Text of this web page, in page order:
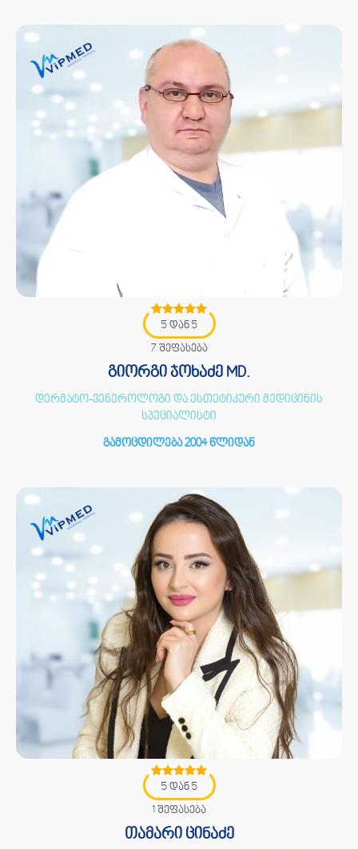
5 დან 5
7 შეფასება
გიორგი ჯოხაძე MD.
დერმატო-ვენეროლოგი და ესთეტიკური მედიცინის
სპეციალისტი
გამოცდილება 2004 წლიდან
5 დან 5
1 შეფასება
თამარი ცინაძე